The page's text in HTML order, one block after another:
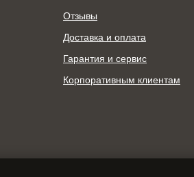
Отзывы
Доставка и оплата
Гарантия и сервис
Корпоративным клиентам